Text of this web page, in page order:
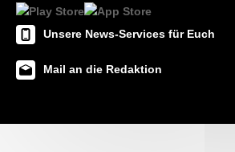
Unsere News-Services für Euch
Mail an die Redaktion